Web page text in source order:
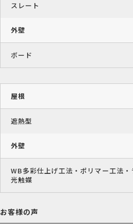
スレート
外壁
ボード
屋根
遮熱型
外壁
WB多彩仕上げ工法・ポリマー工法・
光触媒
お客様の声